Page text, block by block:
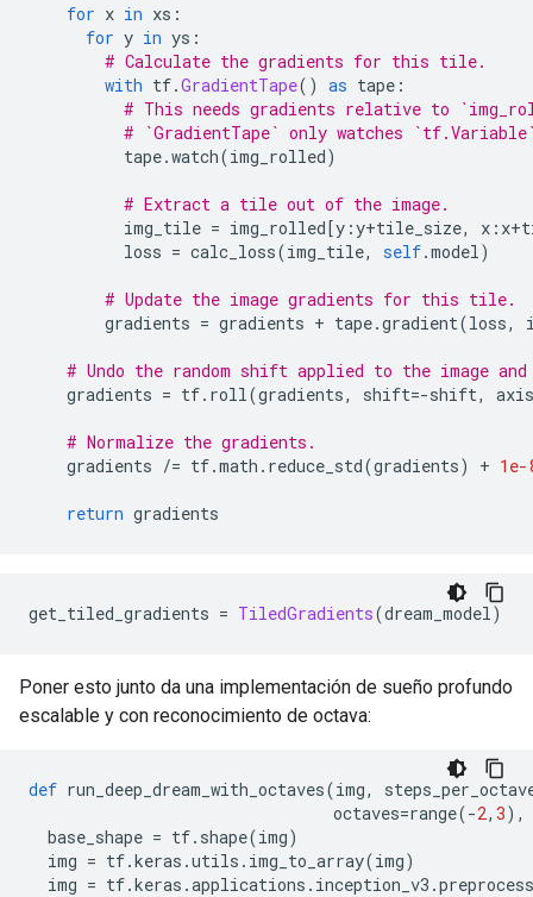
for x in xs :
for y in ys :
# Calculate the gradients for this tile.
with tf.GradientTape() as tape :
# This needs gradients relative to
# `GradientTape` only watches
tape.watch(img_rolled)
# Extract a tile out of the image.
img_tile = img_rolled[y :y+tile_size, x : x+
loss = calc_loss(img_tile, self.model)
# Update the image gradients for this tile.
gradients = gradients + tape.gradient(loss,
# Undo the random shift applied to the image
gradients = tf. roll(gradients, shift=-shift, axis
# Normalize the gradients.
gradients /= tf.math . reduce_std(gradients) + 1e-
return gradients
get_tiled_gradients = TiledGradients(dream_model)
Poner esto junto da una implementación de sueño profundo
escalable y con reconocimiento de octava:
def run_deep_dream_with_octaves(img,
octaves=range(-2, 3),
base_shape = tf. shape(img)
img = tf.keras .utils . img_to_array(img)
img = tf.keras .applications . inception_v3 .